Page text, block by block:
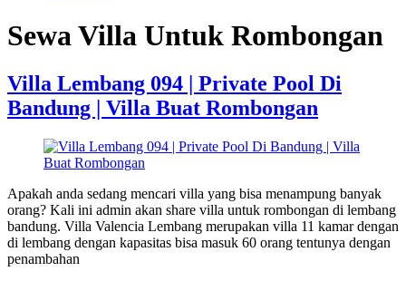
Sewa Villa Untuk Rombongan
Villa Lembang 094 | Private Pool Di
Bandung | Villa Buat Rombongan
Apakah anda sedang mencari villa yang bisa menampung banyak
orang? Kali ini admin akan share villa untuk rombongan di lembang
bandung. Villa Valencia Lembang merupakan villa 11 kamar dengan
di lembang dengan kapasitas bisa masuk 60 orang tentunya dengan
penambahan